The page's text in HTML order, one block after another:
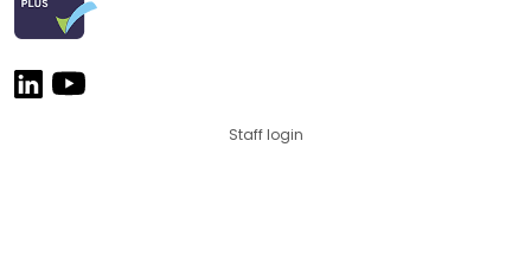
Staff login